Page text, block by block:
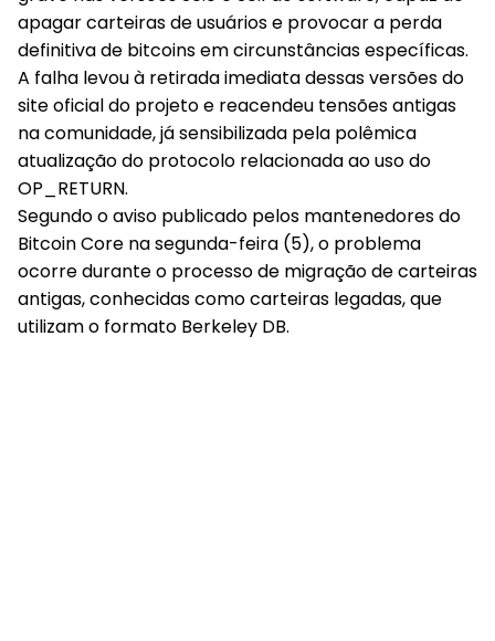
apagar carteiras de usuários e provocar a perda
definitiva de bitcoins em circunstâncias específicas.
A falha levou à retirada imediata dessas versões do
site oficial do projeto e reacendeu tensões antigas
na comunidade, já sensibilizada pela polêmica
atualização do protocolo relacionada ao uso do
OP_RETURN.
Segundo o aviso publicado pelos mantenedores do
Bitcoin Core na segunda-feira (5), o problema
ocorre durante o processo de migração de carteiras
antigas, conhecidas como carteiras legadas, que
utilizam o formato Berkeley DB.